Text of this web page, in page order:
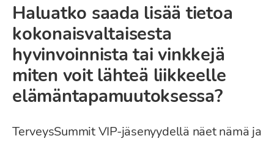
Haluatko saada lisää tietoa
kokonaisvaltaisesta
hyvinvoinnista tai vinkkejä
miten voit lähteä liikkeelle
elämäntapamuutoksessa?
TerveysSummit VIP-jäsenyydellä näet nämä ja